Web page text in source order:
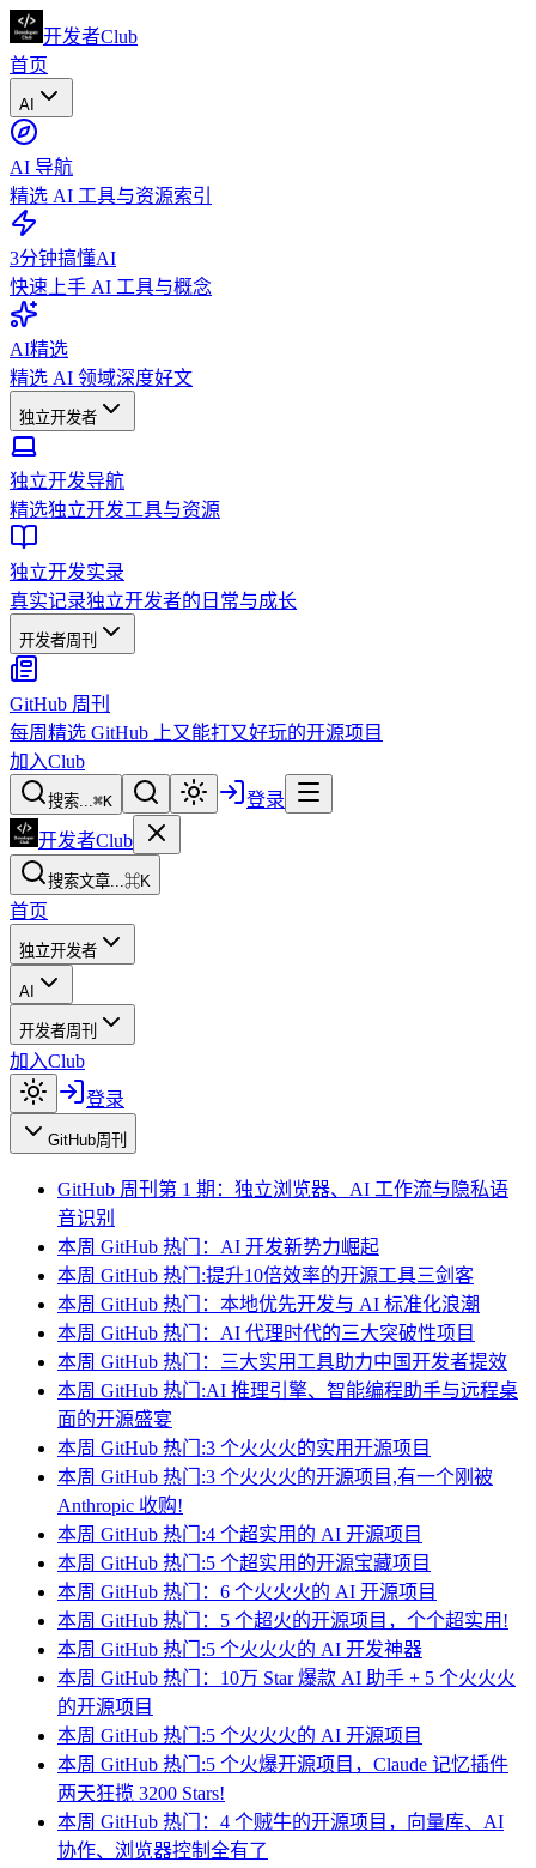
开发者Club
首页
AI
AI 导航
精选 AI 工具与资源索引
3分钟搞懂AI
快速上手 AI 工具与概念
AI精选
精选 AI 领域深度好文
独立开发者
独立开发导航
精选独立开发工具与资源
独立开发实录
真实记录独立开发者的日常与成长
开发者周刊
GitHub 周刊
每周精选 GitHub 上又能打又好玩的开源项目
加入Club
搜索...⌘K
登录
开发者Club
搜索文章...⌘K
首页
独立开发者
AI
开发者周刊
加入Club
登录
GitHub周刊
GitHub 周刊第 1 期：独立浏览器、AI 工作流与隐私语
音识别
本周 GitHub 热门：AI 开发新势力崛起
本周 GitHub 热门:提升10倍效率的开源工具三剑客
本周 GitHub 热门：本地优先开发与 AI 标准化浪潮
本周 GitHub 热门：AI 代理时代的三大突破性项目
本周 GitHub 热门：三大实用工具助力中国开发者提效
本周 GitHub 热门:AI 推理引擎、智能编程助手与远程桌
面的开源盛宴
本周 GitHub 热门:3 个火火火的实用开源项目
本周 GitHub 热门:3 个火火火的开源项目,有一个刚被
Anthropic 收购!
本周 GitHub 热门:4 个超实用的 AI 开源项目
本周 GitHub 热门:5 个超实用的开源宝藏项目
本周 GitHub 热门：6 个火火火的 AI 开源项目
本周 GitHub 热门：5 个超火的开源项目，个个超实用!
本周 GitHub 热门:5 个火火火的 AI 开发神器
本周 GitHub 热门：10万 Star 爆款 AI 助手 + 5 个火火火
的开源项目
本周 GitHub 热门:5 个火火火的 AI 开源项目
本周 GitHub 热门:5 个火爆开源项目，Claude 记忆插件
两天狂揽 3200 Stars!
本周 GitHub 热门：4 个贼牛的开源项目，向量库、AI
协作、浏览器控制全有了